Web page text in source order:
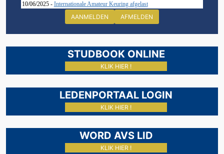
10/06/2025 - Internationale Amateur Keuring afgelast
AANMELDEN AFMELDEN
STUDBOOK ONLINE
KLIK HIER !
LEDENPORTAAL LOGIN
KLIK HIER !
WORD AVS LID
KLIK HIER !